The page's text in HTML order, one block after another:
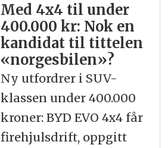
Med 4x4 til under
400.000 kr: Nok en
kandidat til tittelen
«norgesbilen»?
Ny utfordrer i SUV-
klassen under 400.000
kroner: BYD EVO 4x4 får
firehjulsdrift, oppgitt